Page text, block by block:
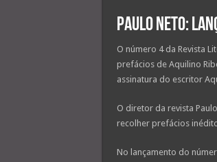
Paulo Neto:
O número 4 da Revista
prefácios de Aquilino
assinatura do escritor
O diretor da revista
recolher prefácios
No lançamento do